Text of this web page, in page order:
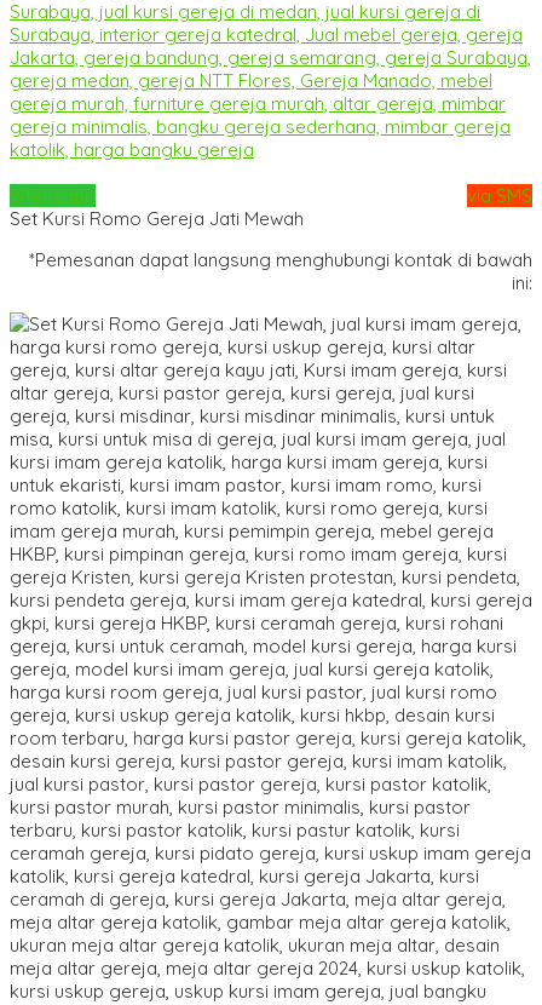
Whatsapp
via SMS
Set Kursi Romo Gereja Jati Mewah
*Pemesanan dapat langsung menghubungi kontak di bawah
ini: